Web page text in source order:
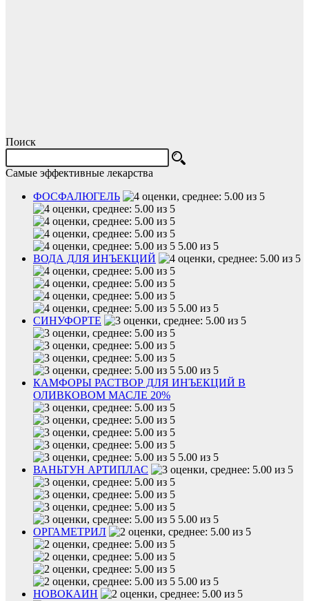
Поиск
Самые эффективные лекарства
ФОСФАЛЮГЕЛЬ
5.00 из 5
ВОДА ДЛЯ ИНЪЕКЦИЙ
5.00 из 5
СИНУФОРТЕ
5.00 из 5
КАМФОРЫ РАСТВОР ДЛЯ ИНЪЕКЦИЙ В
ОЛИВКОВОМ МАСЛЕ 20%
5.00 из 5
ВАНЬТУН АРТИПЛАС
5.00 из 5
ОРГАМЕТРИЛ
5.00 из 5
НОВОКАИН